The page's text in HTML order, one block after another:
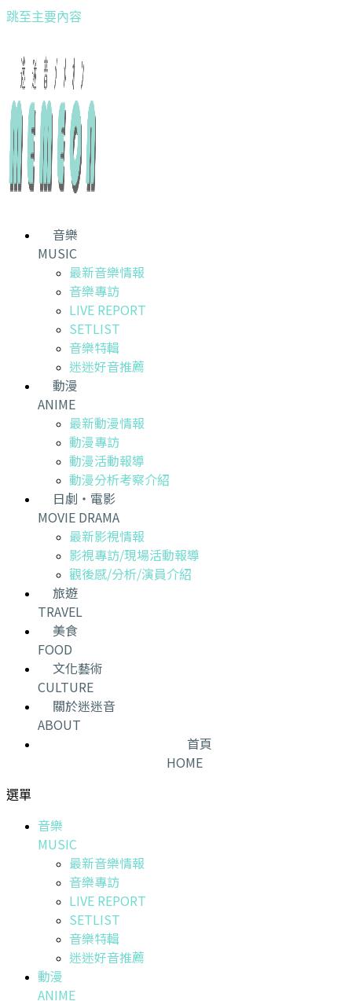
跳至主要內容
音樂
MUSIC
最新音樂情報
音樂專訪
LIVE REPORT
SETLIST
音樂特輯
迷迷好音推薦
動漫
ANIME
最新動漫情報
動漫專訪
動漫活動報導
動漫分析考察介紹
日劇・電影
MOVIE DRAMA
最新影視情報
影視專訪/現場活動報導
觀後感/分析/演員介紹
旅遊
TRAVEL
美食
FOOD
文化藝術
CULTURE
關於迷迷音
ABOUT
首頁
HOME
選單
音樂
MUSIC
最新音樂情報
音樂專訪
LIVE REPORT
SETLIST
音樂特輯
迷迷好音推薦
動漫
ANIME